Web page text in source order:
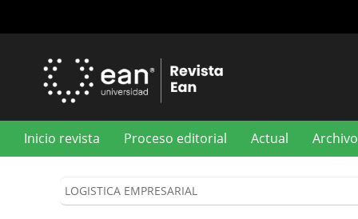
principal
Inicio revista Proceso editorial Actual